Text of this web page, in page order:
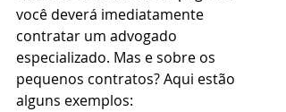
você deverá imediatamente
contratar um advogado
especializado. Mas e sobre os
pequenos contratos? Aqui estão
alguns exemplos: